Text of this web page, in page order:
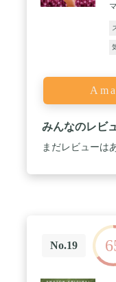
みんなのレビ
まだレビューは
No.19